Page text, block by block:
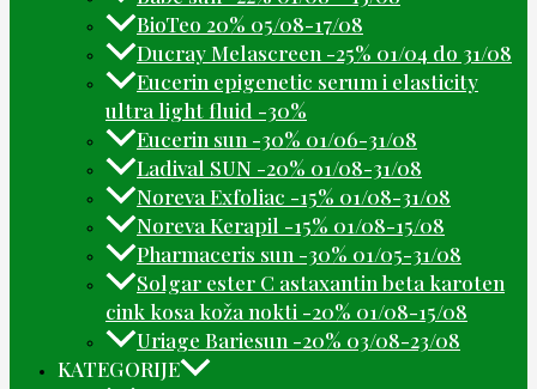
BioTeo 20% 05/08-17/08
Ducray Melascreen -25% 01/04 do 31/08
Eucerin epigenetic serum i elasticity
ultra light fluid -30%
Eucerin sun -30% 01/06-31/08
Ladival SUN -20% 01/08-31/08
Noreva Exfoliac -15% 01/08-31/08
Noreva Kerapil -15% 01/08-15/08
Pharmaceris sun -30% 01/05-31/08
Solgar ester C astaxantin beta karoten
cink kosa koža nokti -20% 01/08-15/08
Uriage Bariesun -20% 03/08-23/08
KATEGORIJE